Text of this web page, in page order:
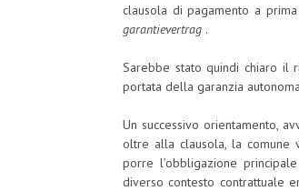
clausola di pagamento a
garantievertrag .
Sarebbe stato quindi chiaro il
portata della garanzia
Un successivo orientamento,
oltre alla clausola, la comune
porre l’obbligazione
diverso contesto contrattuale